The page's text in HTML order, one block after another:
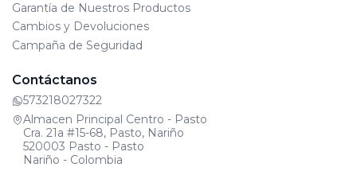
Garantía de Nuestros Productos
Cambios y Devoluciones
Campaña de Seguridad
Contáctanos
573218027322
Almacen Principal Centro - Pasto
Cra. 21a #15-68, Pasto, Nariño
520003 Pasto - Pasto
Nariño - Colombia